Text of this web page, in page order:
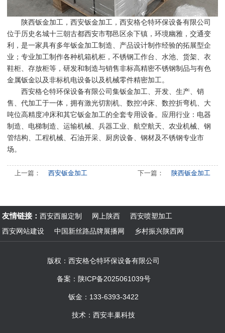
陕西钣金加工，西安钣金加工，西安格仑特环保设备有限公司
位于历史名城十三朝古都西安市鄠邑区余下镇，环境幽雅，交通变
利，是一家具有多年钣金加工制造、产品设计制作经验的拓展型企
业；专业加工制作各种机箱机柜，不锈钢工作台、水池、货架、衣
鞋柜、存放柜等，研发和制造与销售非标高精密不锈钢制品与有色
金属钣金以及非标机电设备以及机械零件精密加工。
西安格仑特环保设备有限公司集钣金加工、开发、生产、销
售、代加工于一体，拥有激光切割机、数控冲床、数控折弯机、大
吨位高精度冲床和其它钣金加工的全套专用设备。应用行业：电器
制造、电梯制造、运输机械、兵器工业、航空航天、农业机械、钢
管结构、工程机械、石油开采、厨房设备、钢材及不锈钢专业市
场。
上一篇： 西安钣金加工 下一篇： 陕西钣金加工
友情链接：西安西服定制 网上陕西
西安喷塑加工
西安网站建设
中国新丝路品牌展播网 乡村振兴陕西网
版权：西安格仑特环保设备有限公司
备案： 陕ICP备2025061039号
钣金：133-6393-3422
技术：西安丰巢科技